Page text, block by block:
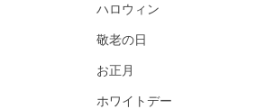
ハロウィン
敬老の日
お正月
ホワイトデー